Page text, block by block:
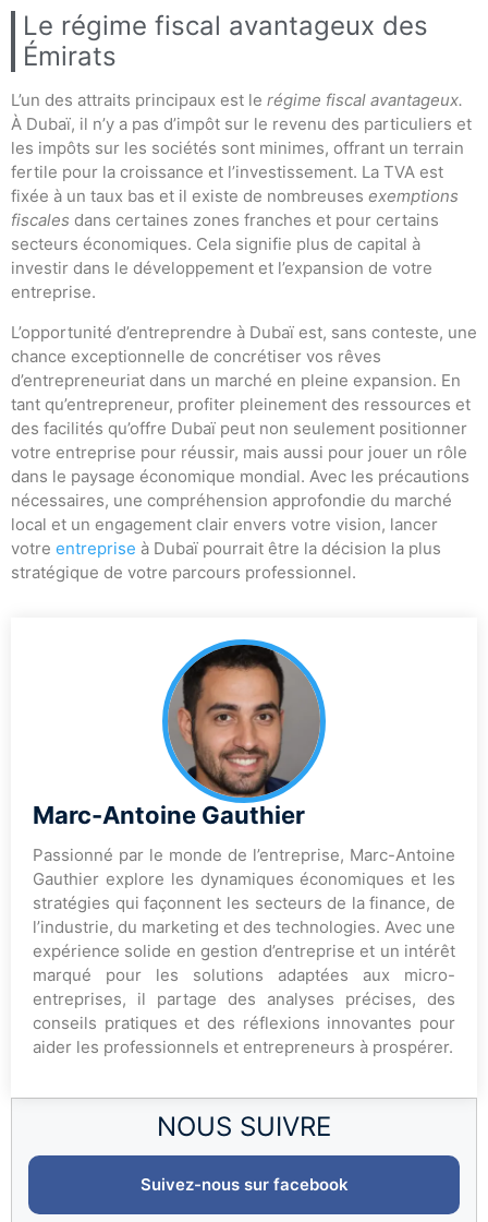
NOUS SUIVRE
Suivez-nous sur facebook
Le régime fiscal avantageux des
Émirats
L’un des attraits principaux est le régime fiscal avantageux.
À Dubaï, il n’y a pas d’impôt sur le revenu des particuliers et
les impôts sur les sociétés sont minimes, offrant un terrain
fertile pour la croissance et l’investissement. La TVA est
fixée à un taux bas et il existe de nombreuses exemptions
fiscales dans certaines zones franches et pour certains
secteurs économiques. Cela signifie plus de capital à
investir dans le développement et l’expansion de votre
entreprise.
L’opportunité d’entreprendre à Dubaï est, sans conteste, une
chance exceptionnelle de concrétiser vos rêves
d’entrepreneuriat dans un marché en pleine expansion. En
tant qu’entrepreneur, profiter pleinement des ressources et
des facilités qu’offre Dubaï peut non seulement positionner
votre entreprise pour réussir, mais aussi pour jouer un rôle
dans le paysage économique mondial. Avec les précautions
nécessaires, une compréhension approfondie du marché
local et un engagement clair envers votre vision, lancer
votre entreprise à Dubaï pourrait être la décision la plus
stratégique de votre parcours professionnel.
Marc-Antoine Gauthier
Passionné par le monde de l’entreprise, Marc-Antoine
Gauthier explore les dynamiques économiques et les
stratégies qui façonnent les secteurs de la finance, de
l’industrie, du marketing et des technologies. Avec une
expérience solide en gestion d’entreprise et un intérêt
marqué pour les solutions adaptées aux micro-
entreprises, il partage des analyses précises, des
conseils pratiques et des réflexions innovantes pour
aider les professionnels et entrepreneurs à prospérer.